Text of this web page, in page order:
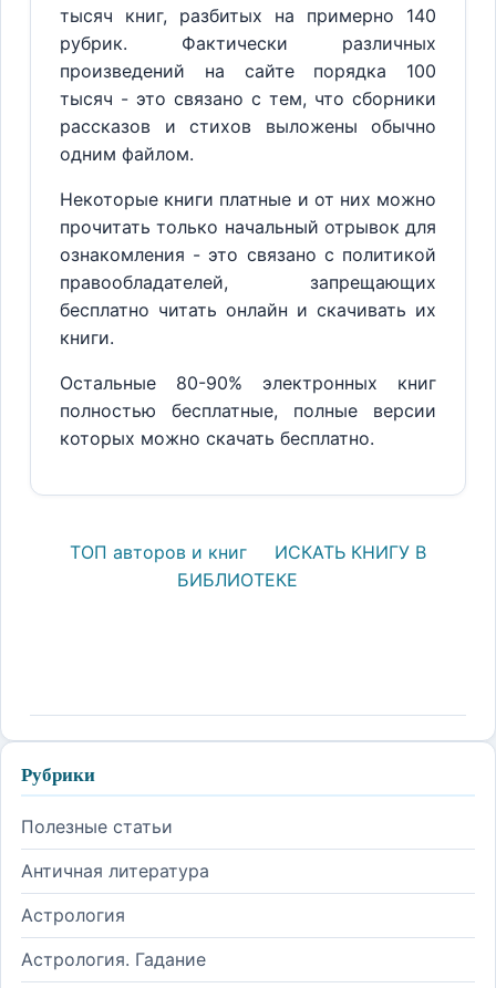
тысяч книг, разбитых на примерно 140
рубрик. Фактически различных
произведений на сайте порядка 100
тысяч - это связано с тем, что сборники
рассказов и стихов выложены обычно
одним файлом.
Некоторые книги платные и от них можно
прочитать только начальный отрывок для
ознакомления - это связано с политикой
правообладателей, запрещающих
бесплатно читать онлайн и скачивать их
книги.
Остальные 80-90% электронных книг
полностью бесплатные, полные версии
которых можно скачать бесплатно.
ТОП авторов и книг
ИСКАТЬ КНИГУ В
БИБЛИОТЕКЕ
Рубрики
Полезные статьи
Античная литература
Астрология
Астрология. Гадание